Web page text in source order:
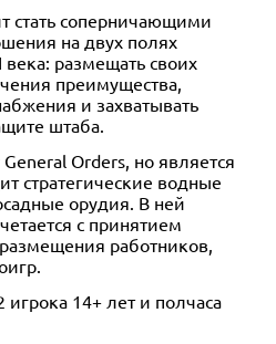
стать соперничающими
на двух полях
размещать своих
преимущества,
и захватывать
штаба.
Orders, но является
стратегические водные
орудия. В ней
с принятием
работников,
игрока 14+ лет и полчаса